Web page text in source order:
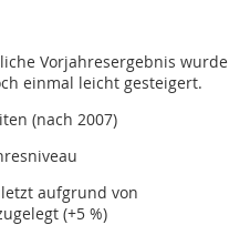
Vorjahresergebnis wurde
einmal leicht gesteigert.
(nach 2007)
aufgrund von
(+5 %)